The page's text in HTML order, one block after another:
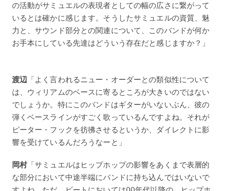
の活動がサミュエルの表現者としての幅の広さに繋がって
いるとは確かに感じます。そうしたサミュエルの資質、魅
力と、サウンド部分との関連について、このバンドが何か
お手本にしている先達はどういう存在だと感じますか？」
渡辺 「よく言われるニュー・オーダーとの類似性について
は、ウィリアムのベースに寄るところが大きいのではない
でしょうか。特にこのバンドはギターがいないぶん、彼の
弾くベースラインがすごく歌っているんですよね。それが
ピーター・フックを彷彿させるというか、ダイレクトに影
響を受けているんだろうなーと」
岡村「サミュエルはヒップホップの影響をあくまで表層的
な部分において中途半端にバンドに持ち込んではいないで